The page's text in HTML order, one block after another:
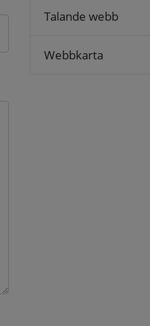
Talande webb
Webbkarta